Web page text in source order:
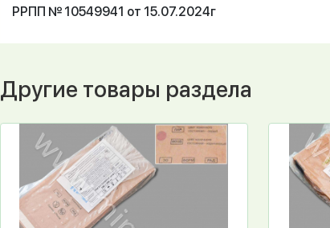
РРПП № 10549941 от 15.07.2024г
Другие товары раздела